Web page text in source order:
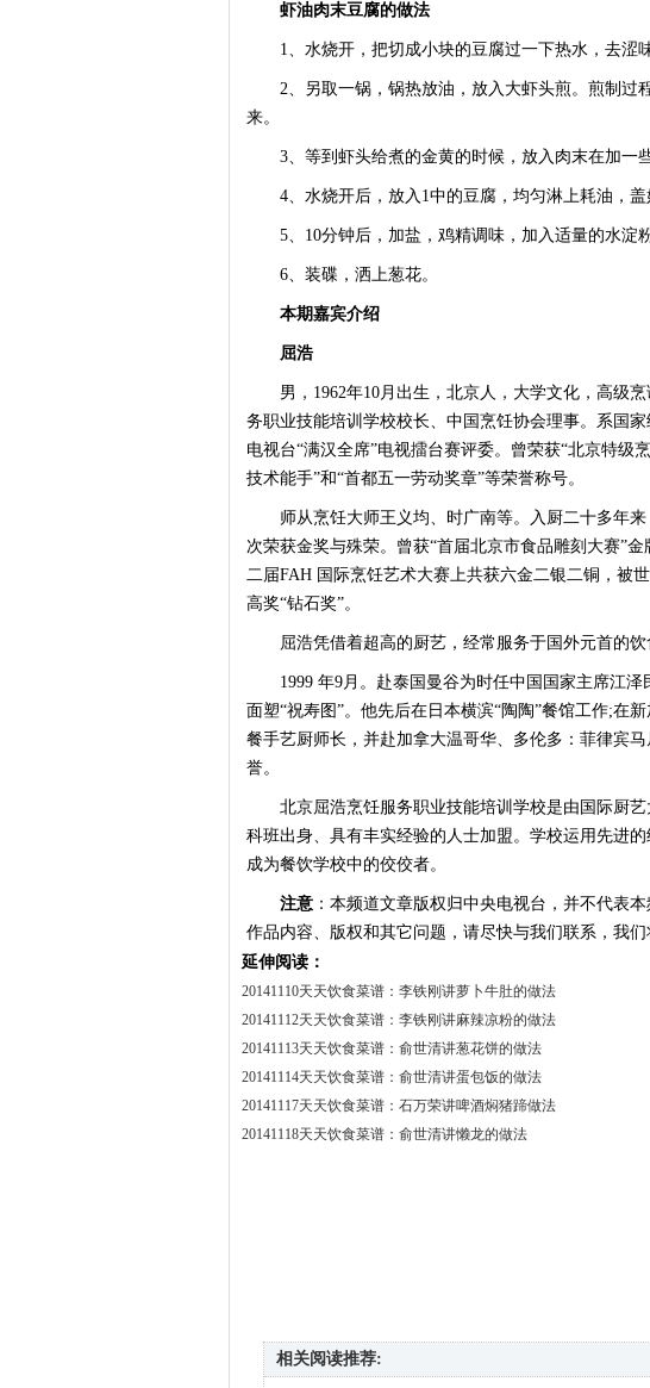
虾油肉末豆腐的做法
1、水烧开，把切成小块的豆腐过一下热水，去涩味
2、另取一锅，锅热放油，放入大虾头煎。煎制过
来。
3、等到虾头给煮的金黄的时候，放入肉末在加一些
4、水烧开后，放入1中的豆腐，均匀淋上耗油，盖
5、10分钟后，加盐，鸡精调味，加入适量的水淀粉
6、装碟，洒上葱花。
本期嘉宾介绍
屈浩
男，1962年10月出生，北京人，大学文化，高级烹
务职业技能培训学校校长、中国烹饪协会理事。系国
电视台“满汉全席”电视擂台赛评委。曾荣获“北京特级
技术能手”和“首都五一劳动奖章”等荣誉称号。
师从烹饪大师王义均、时广南等。入厨二十多年来
次荣获金奖与殊荣。曾获“首届北京市食品雕刻大赛”
二届FAH 国际烹饪艺术大赛上共获六金二银二铜，被
高奖“钻石奖”。
屈浩凭借着超高的厨艺，经常服务于国外元首的饮
1999 年9月。赴泰国曼谷为时任中国国家主席江泽
面塑“祝寿图”。他先后在日本横滨“陶陶”餐馆工作;在
餐手艺厨师长，并赴加拿大温哥华、多伦多：菲律宾
誉。
北京屈浩烹饪服务职业技能培训学校是由国际厨艺
科班出身、具有丰实经验的人士加盟。学校运用先进
成为餐饮学校中的佼佼者。
注意 ：本频道文章版权归中央电视台，并不代表
作品内容、版权和其它问题，请尽快与我们联系，我
延伸阅读：
20141110天天饮食菜谱：李铁刚讲萝卜牛肚的做法
20141112天天饮食菜谱：李铁刚讲麻辣凉粉的做法
20141113天天饮食菜谱：俞世清讲葱花饼的做法
20141114天天饮食菜谱：俞世清讲蛋包饭的做法
20141117天天饮食菜谱：石万荣讲啤酒焖猪蹄做法
20141118天天饮食菜谱：俞世清讲懒龙的做法
相关阅读推荐: